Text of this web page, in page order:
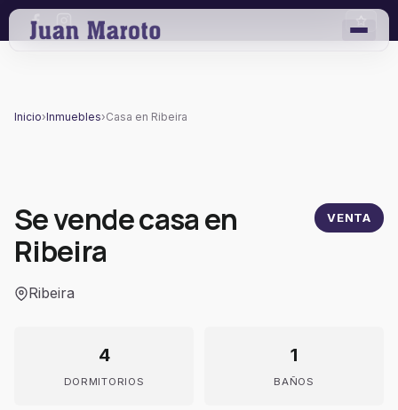
Inicio›Inmuebles›Casa en Ribeira
Se vende casa en
Ribeira
VENTA
Ribeira
4
DORMITORIOS
1
BAÑOS